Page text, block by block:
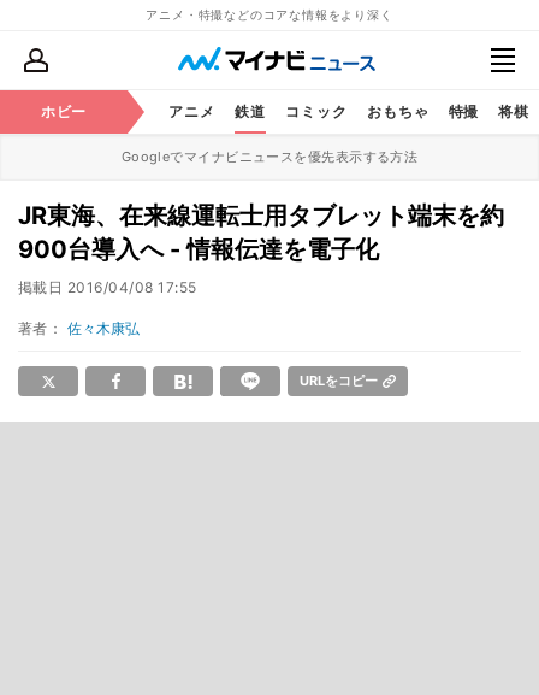
アニメ・特撮などのコアな情報をより深く
ホビー アニメ 鉄道 コミック おもちゃ 特撮 将棋
Googleでマイナビニュースを優先表示する方法
JR東海、在来線運転士用タブレット端末を約
900台導入へ - 情報伝達を電子化
掲載日 2016/04/08 17:55
著者： 佐々木康弘
URLをコピー